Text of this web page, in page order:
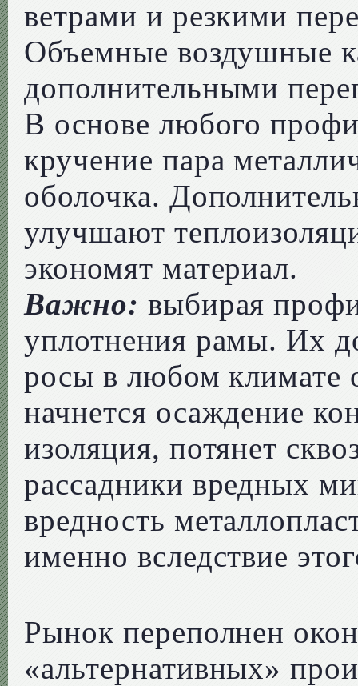
ветрами и резкими
Объемные воздушные
дополнительными
В основе любого
кручение пара
оболочка.
улучшают
экономят материал.
Важно: выбирая
уплотнения рамы. Их
росы в любом климате
начнется осаждение
изоляция, потянет
рассадники вредных
вредность
именно вследствие
Рынок переполнен
«альтернативных»